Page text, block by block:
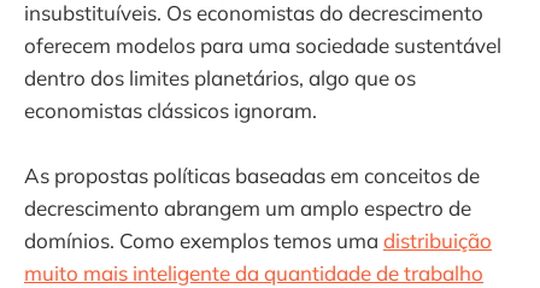
insubstituíveis. Os economistas do decrescimento
oferecem modelos para uma sociedade sustentável
dentro dos limites planetários, algo que os
economistas clássicos ignoram.
As propostas políticas baseadas em conceitos de
decrescimento abrangem um amplo espectro de
domínios. Como exemplos temos uma distribuição
muito mais inteligente da quantidade de trabalho